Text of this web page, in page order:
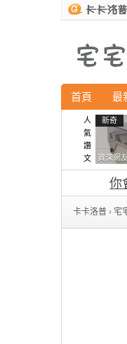
首頁 最
人
氣
讚
文
新奇
資深網
鎖有什
走不就
你
卡卡洛普 › 宅